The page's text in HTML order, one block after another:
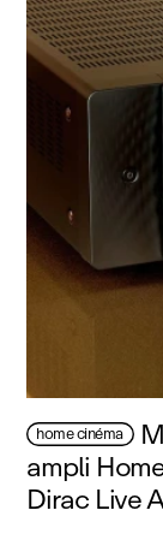
home cinéma
ampli
Dirac Live